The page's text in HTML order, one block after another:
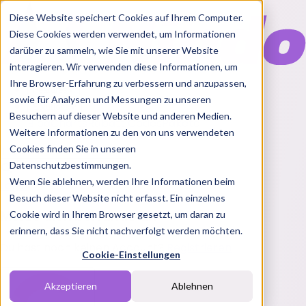
Diese Website speichert Cookies auf Ihrem Computer.
Diese Cookies werden verwendet, um Informationen
darüber zu sammeln, wie Sie mit unserer Website
interagieren. Wir verwenden diese Informationen, um
Ihre Browser-Erfahrung zu verbessern und anzupassen,
sowie für Analysen und Messungen zu unseren
Besuchern auf dieser Website und anderen Medien.
Weitere Informationen zu den von uns verwendeten
Cookies finden Sie in unseren
Datenschutzbestimmungen.
Wenn Sie ablehnen, werden Ihre Informationen beim
Besuch dieser Website nicht erfasst. Ein einzelnes
Cookie wird in Ihrem Browser gesetzt, um daran zu
erinnern, dass Sie nicht nachverfolgt werden möchten.
Cookie-Einstellungen
Akzeptieren Ablehnen
Features
Solutions
BlogChartsRabatt CodesPakete
Login
Melde dich bei Nindo an
Du hast noch keinen Account?